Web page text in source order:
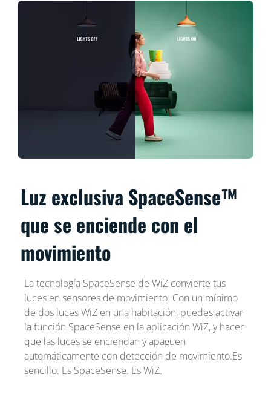
Luz exclusiva SpaceSense™
que se enciende con el
movimiento
La tecnología SpaceSense de WiZ convierte tus
luces en sensores de movimiento. Con un mínimo
de dos luces WiZ en una habitación, puedes activar
la función SpaceSense en la aplicación WiZ, y hacer
que las luces se enciendan y apaguen
automáticamente con detección de movimiento.Es
sencillo. Es SpaceSense. Es WiZ.